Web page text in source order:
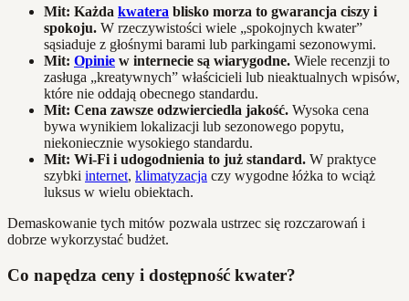
Mit: Każda kwatera blisko morza to gwarancja ciszy i
spokoju. W rzeczywistości wiele „spokojnych kwater”
sąsiaduje z głośnymi barami lub parkingami sezonowymi.
Mit: Opinie w internecie są wiarygodne. Wiele recenzji to
zasługa „kreatywnych” właścicieli lub nieaktualnych wpisów,
które nie oddają obecnego standardu.
Mit: Cena zawsze odzwierciedla jakość. Wysoka cena
bywa wynikiem lokalizacji lub sezonowego popytu,
niekoniecznie wysokiego standardu.
Mit: Wi-Fi i udogodnienia to już standard. W praktyce
szybki internet, klimatyzacja czy wygodne łóżka to wciąż
luksus w wielu obiektach.
Demaskowanie tych mitów pozwala ustrzec się rozczarowań i
dobrze wykorzystać budżet.
Co napędza ceny i dostępność kwater?